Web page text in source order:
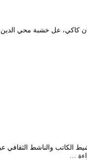
كاكي، عل خشبة محي
بإشراف وتنشيط الكاتب
…